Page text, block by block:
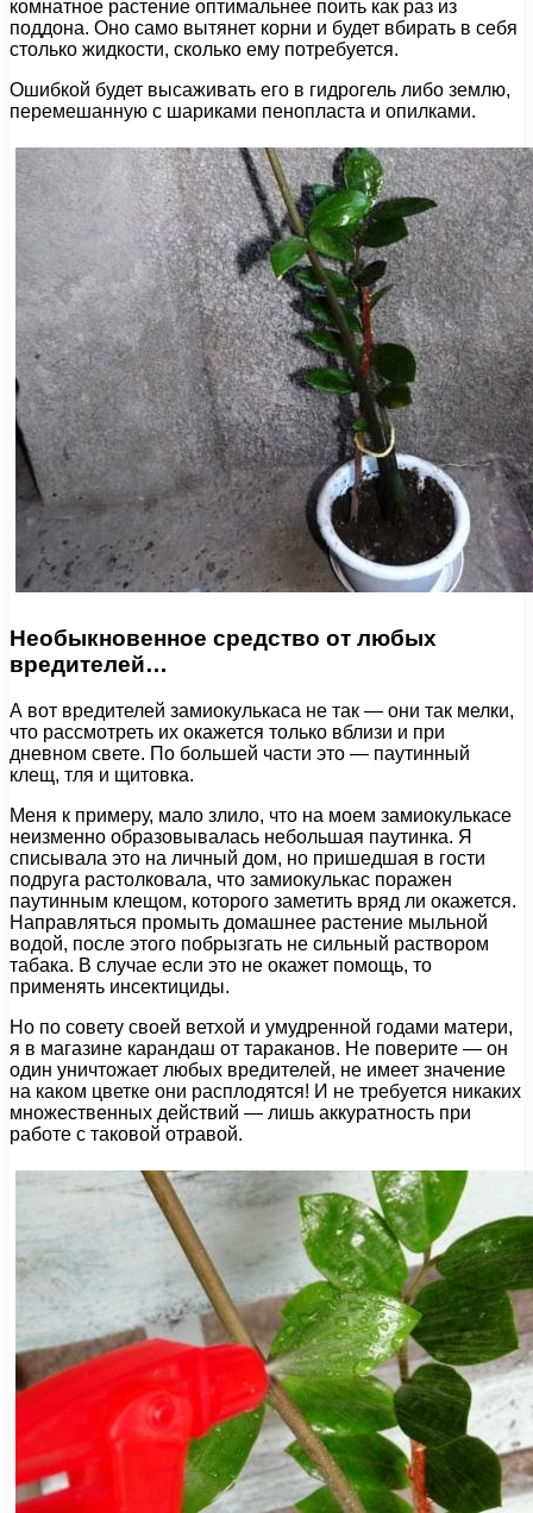
комнатное растение оптимальнее поить как раз из
поддона. Оно само вытянет корни и будет вбирать в себя
столько жидкости, сколько ему потребуется.
Ошибкой будет высаживать его в гидрогель либо землю,
перемешанную с шариками пенопласта и опилками.
Необыкновенное средство от любых
вредителей…
А вот вредителей замиокулькаса не так — они так мелки,
что рассмотреть их окажется только вблизи и при
дневном свете. По большей части это — паутинный
клещ, тля и щитовка.
Меня к примеру, мало злило, что на моем замиокулькасе
неизменно образовывалась небольшая паутинка. Я
списывала это на личный дом, но пришедшая в гости
подруга растолковала, что замиокулькас поражен
паутинным клещом, которого заметить вряд ли окажется.
Направляться промыть домашнее растение мыльной
водой, после этого побрызгать не сильный раствором
табака. В случае если это не окажет помощь, то
применять инсектициды.
Но по совету своей ветхой и умудренной годами матери,
я в магазине карандаш от тараканов. Не поверите — он
один уничтожает любых вредителей, не имеет значение
на каком цветке они расплодятся! И не требуется никаких
множественных действий — лишь аккуратность при
работе с таковой отравой.